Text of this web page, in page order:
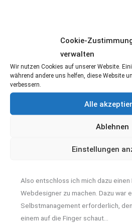
Cookie-
verwalten
Wir nutzen Cookies auf unserer Website.
während andere uns helfen, diese Website
verbessern.
Alle
Ablehnen
Einstellungen
wichtig war und auch anderen
Problem hätte helfen können. Leider
notwendigen Software-Entwickler-
einen Prototypen umsetzen zu
Entwicklung mir ermöglichen
Also entschloss ich mich dazu einen
Webdesigner zu machen. Dazu war
Selbstmanagement erforderlich,
einem auf die Finger schaut…